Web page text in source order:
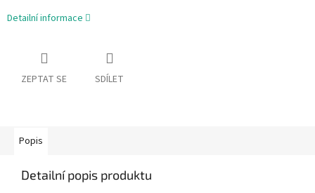
Detailní informace
ZEPTAT SE SDÍLET
Popis
Detailní popis produktu